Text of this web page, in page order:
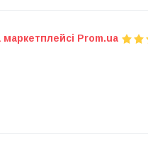
маркетплейсі Prom.ua